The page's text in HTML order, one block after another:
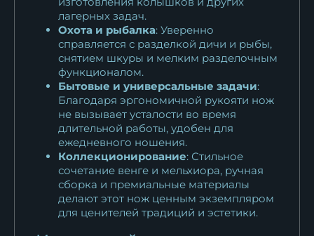
лагерных задач.
Охота и рыбалка: Уверенно
справляется с разделкой дичи и рыбы,
снятием шкуры и мелким разделочным
функционалом.
Бытовые и универсальные задачи:
Благодаря эргономичной рукояти нож
не вызывает усталости во время
длительной работы, удобен для
ежедневного ношения.
Коллекционирование: Стильное
сочетание венге и мельхиора, ручная
сборка и премиальные материалы
делают этот нож ценным экземпляром
для ценителей традиций и эстетики.